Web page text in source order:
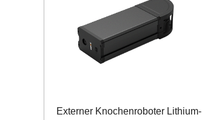
Externer Knochenroboter Lithium-